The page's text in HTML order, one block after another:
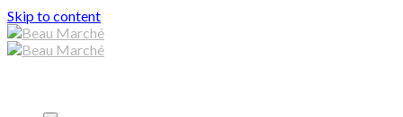
Skip to content